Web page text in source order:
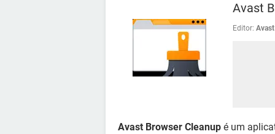
Avast
Editor: Avast
Avast Browser Cleanup é um